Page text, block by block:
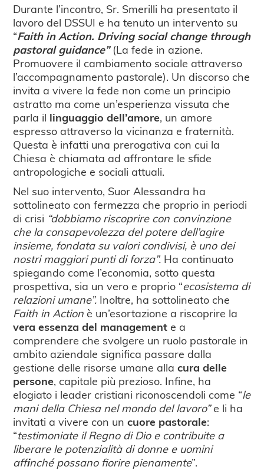
Durante l’incontro, Sr. Smerilli ha presentato il
lavoro del DSSUI e ha tenuto un intervento su
“Faith in Action. Driving social change through
pastoral guidance” (La fede in azione.
Promuovere il cambiamento sociale attraverso
l’accompagnamento pastorale). Un discorso che
invita a vivere la fede non come un principio
astratto ma come un’esperienza vissuta che
parla il linguaggio dell’amore, un amore
espresso attraverso la vicinanza e fraternità.
Questa è infatti una prerogativa con cui la
Chiesa è chiamata ad affrontare le sfide
antropologiche e sociali attuali.
Nel suo intervento, Suor Alessandra ha
sottolineato con fermezza che proprio in periodi
di crisi “dobbiamo riscoprire con convinzione
che la consapevolezza del potere dell’agire
insieme, fondata su valori condivisi, è uno dei
nostri maggiori punti di forza”. Ha continuato
spiegando come l’economia, sotto questa
prospettiva, sia un vero e proprio “ecosistema di
relazioni umane”. Inoltre, ha sottolineato che
Faith in Actionè un’esortazione a riscoprire la
vera essenza del management e a
comprendere che svolgere un ruolo pastorale in
ambito aziendale significa passare dalla
gestione delle risorse umane allacura delle
persone, capitale più prezioso. Infine, ha
elogiato i leader cristiani riconoscendoli come “le
mani della Chiesa nel mondo del lavoro”e li ha
invitati a vivere con uncuore pastorale:
“testimoniate il Regno di Dio e contribuite a
liberare le potenzialità di donne e uomini
affinché possano fiorire pienamente”.